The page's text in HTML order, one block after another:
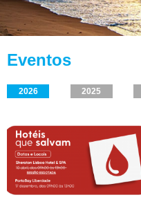
Eventos
2026 2025